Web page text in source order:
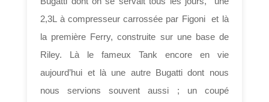
2,3L à compresseur carrossée par Figoni et là
la première Ferry, construite sur une base de
Riley. Là le fameux Tank encore en vie
aujourd’hui et là une autre Bugatti dont nous
nous servions souvent aussi ; un coupé